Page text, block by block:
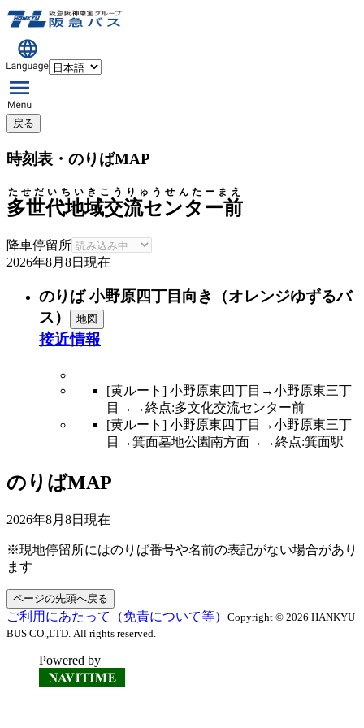
戻る
時刻表・のりばMAP
多世代地域交流センター前
たせだいちいきこうりゅうせんたーまえ
降車停留所
2026年8月8日 現在
のりば 小野原四丁目向き（オレンジゆずるバ
ス）
地図
接近情報
[黄ルート] 小野原東四丁目→小野原東三丁
目→→終点:多文化交流センター前
[黄ルート] 小野原東四丁目→小野原東三丁
目→箕面墓地公園南方面→→終点:箕面駅
のりばMAP
2026年8月8日 現在
※現地停留所にはのりば番号や名前の表記がない場合があり
ます
ページの先頭へ戻る
ご利用にあたって（免責について等） Copyright © 2026 HANKYU
BUS CO.,LTD. All rights reserved.
Powered by